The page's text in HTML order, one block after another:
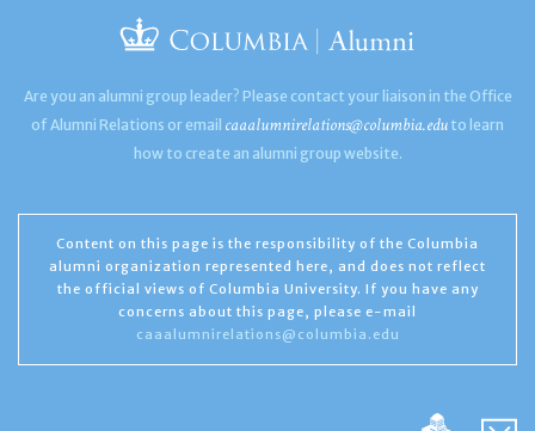
Are you an alumni group leader? Please contact your liaison in the Office
of Alumni Relations or email caaalumnirelations@columbia.edu to learn
how to create an alumni group website.
Content on this page is the responsibility of the Columbia
alumni organization represented here, and does not reflect
the official views of Columbia University. If you have any
concerns about this page, please e-mail
caaalumnirelations@columbia.edu